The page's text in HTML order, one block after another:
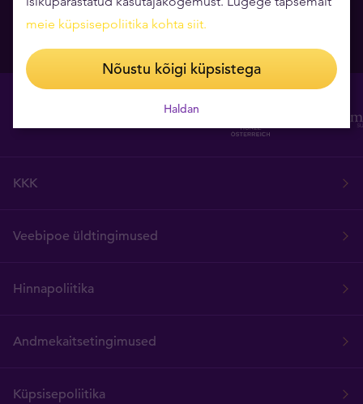
Mait Kraun)
07.08.2026
06.08.2026
KKK
Veebipoe üldtingimused
Hinnapoliitika
Andmekaitsetingimused
Küpsisepoliitika
meie küpsisepoliitika kohta siit.
Nõustu kõigi küpsistega
Haldan